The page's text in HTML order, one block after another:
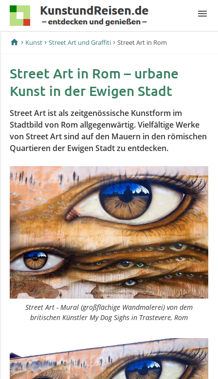
menu
home Kunst Street Art und Graffiti Street Art in Rom
Street Art in Rom – urbane
Kunst in der Ewigen Stadt
Street Art ist als zeitgenössische Kunstform im
Stadtbild von Rom allgegenwärtig. Vielfältige Werke
von Street Art sind auf den Mauern in den römischen
Quartieren der Ewigen Stadt zu entdecken.
Street Art - Mural (großflächige Wandmalerei) von dem
britischen Künstler My Dog Sighs in Trastevere, Rom